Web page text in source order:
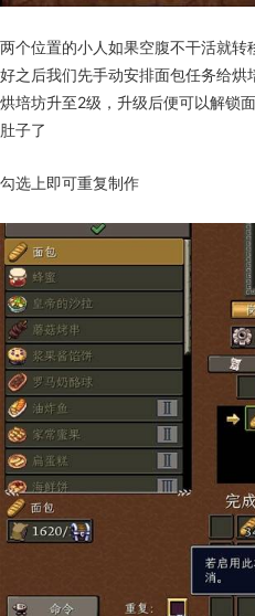
两个位置的小人如果空腹不干活就
好之后我们先手动安排面包任务给
烘培坊升至2级，升级后便可以解锁
肚子了
勾选上即可重复制作